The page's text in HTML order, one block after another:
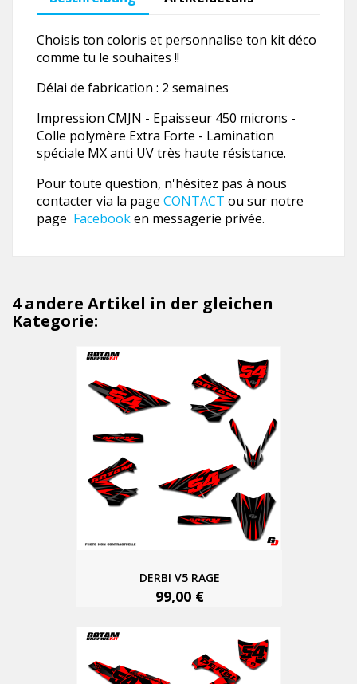
Choisis ton coloris et personnalise ton kit déco
comme tu le souhaites !!
Délai de fabrication : 2 semaines
Impression CMJN - Epaisseur 450 microns -
Colle polymère Extra Forte - Lamination
spéciale MX anti UV très haute résistance.
Pour toute question, n'hésitez pas à nous
contacter via la page CONTACT ou sur notre
page Facebooken messagerie privée.
4 andere Artikel in der gleichen
Kategorie:
DERBI V5 RAGE
99,00 €